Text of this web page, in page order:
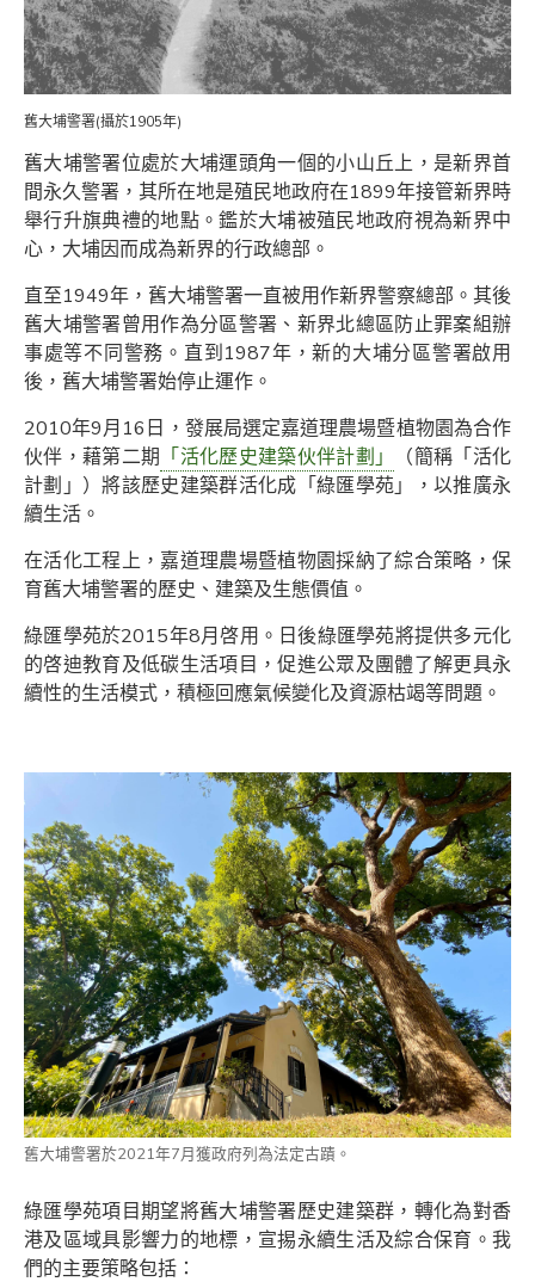
舊大埔警署(攝於1905年)
舊大埔警署位處於大埔運頭角一個的小山丘上，是新界首
間永久警署，其所在地是殖民地政府在1899年接管新界時
舉行升旗典禮的地點。鑑於大埔被殖民地政府視為新界中
心，大埔因而成為新界的行政總部。
直至1949年，舊大埔警署一直被用作新界警察總部。其後
舊大埔警署曾用作為分區警署、新界北總區防止罪案組辦
事處等不同警務。直到1987年，新的大埔分區警署啟用
後，舊大埔警署始停止運作。
2010年9月16日，發展局選定嘉道理農場暨植物園為合作
伙伴，藉第二期 「活化歷史建築伙伴計劃」
（簡稱「活化
計劃」）將該歷史建築群活化成「綠匯學苑」，以推廣永
續生活。
在活化工程上，嘉道理農場暨植物園採納了綜合策略，保
育舊大埔警署的歷史、建築及生態價值。
綠匯學苑於2015年8月啓用。日後綠匯學苑將提供多元化
的啓迪教育及低碳生活項目，促進公眾及團體了解更具永
續性的生活模式，積極回應氣候變化及資源枯竭等問題。
舊大埔警署於2021年7月獲政府列為法定古蹟。
綠匯學苑項目期望將舊大埔警署歷史建築群，轉化為對香
港及區域具影響力的地標，宣掦永續生活及綜合保育。我
們的主要策略包括：